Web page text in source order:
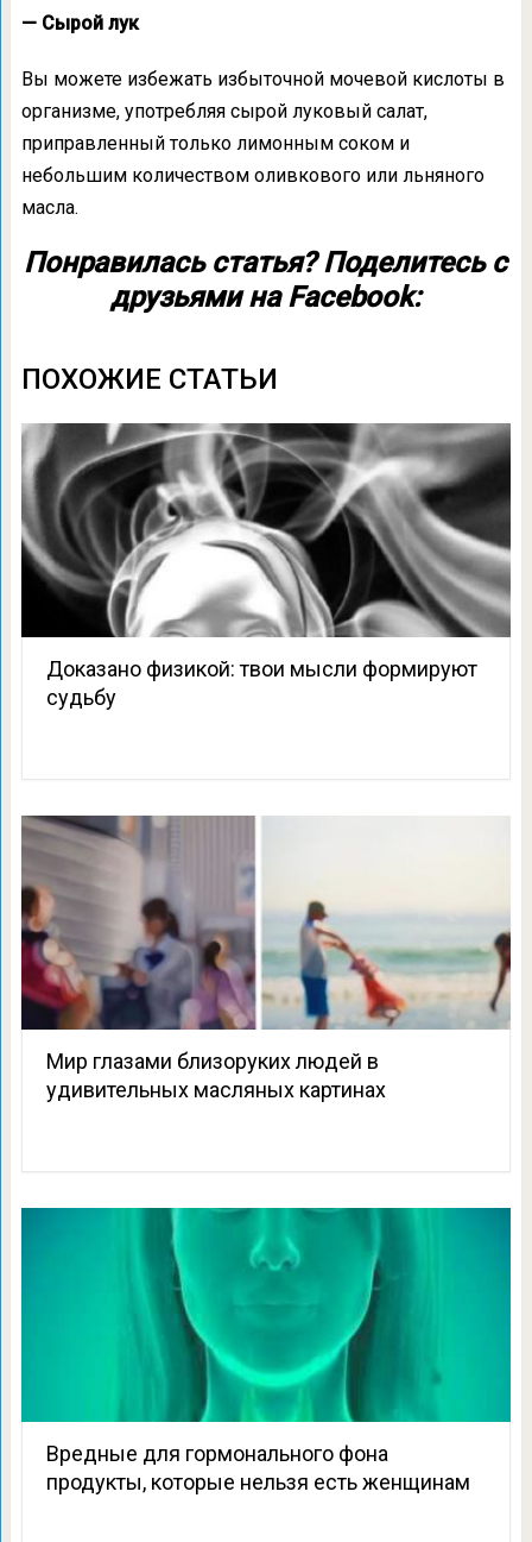
— Сырой лук
Вы можете избежать избыточной мочевой кислоты в
организме, употребляя сырой луковый салат,
приправленный только лимонным соком и
небольшим количеством оливкового или льняного
масла.
Понравилась статья? Поделитесь с
друзьями на Facebook:
ПОХОЖИЕ СТАТЬИ
Доказано физикой: твои мысли формируют
судьбу
Мир глазами близоруких людей в
удивительных масляных картинах
Вредные для гормонального фона
продукты, которые нельзя есть женщинам